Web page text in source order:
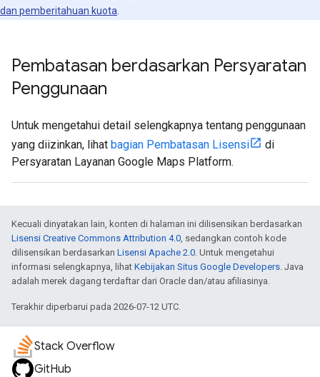
dan pemberitahuan kuota
Pembatasan berdasarkan Persyaratan
Penggunaan
Untuk mengetahui detail selengkapnya tentang penggunaan
yang diizinkan, lihat bagian Pembatasan Lisensi
di
Persyaratan Layanan Google Maps Platform.
Kecuali dinyatakan lain, konten di halaman ini dilisensikan berdasarkan
Lisensi Creative Commons Attribution 4.0, sedangkan contoh kode
dilisensikan berdasarkan Lisensi Apache 2.0. Untuk mengetahui
informasi selengkapnya, lihat Kebijakan Situs Google Developers. Java
adalah merek dagang terdaftar dari Oracle dan/atau afiliasinya.
Terakhir diperbarui pada 2026-07-12 UTC.
Stack Overflow
GitHub